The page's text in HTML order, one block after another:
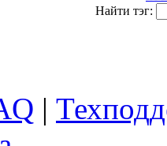
Найти тэг:
|